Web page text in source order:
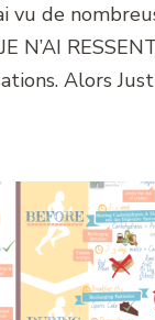
vu de
N’AI
Alors